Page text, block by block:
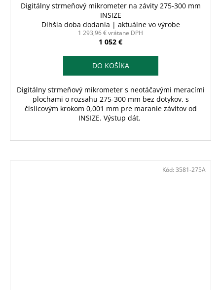
Digitálny strmeňový mikrometer na závity 275-300 mm
INSIZE
Dlhšia doba dodania | aktuálne vo výrobe
1 293,96 € vrátane DPH
1 052 €
DO KOŠÍKA
Digitálny strmeňový mikrometer s neotáčavými meracími
plochami o rozsahu 275-300 mm bez dotykov, s
číslicovým krokom 0,001 mm pre maranie závitov od
INSIZE. Výstup dát.
Kód: 3581-275A